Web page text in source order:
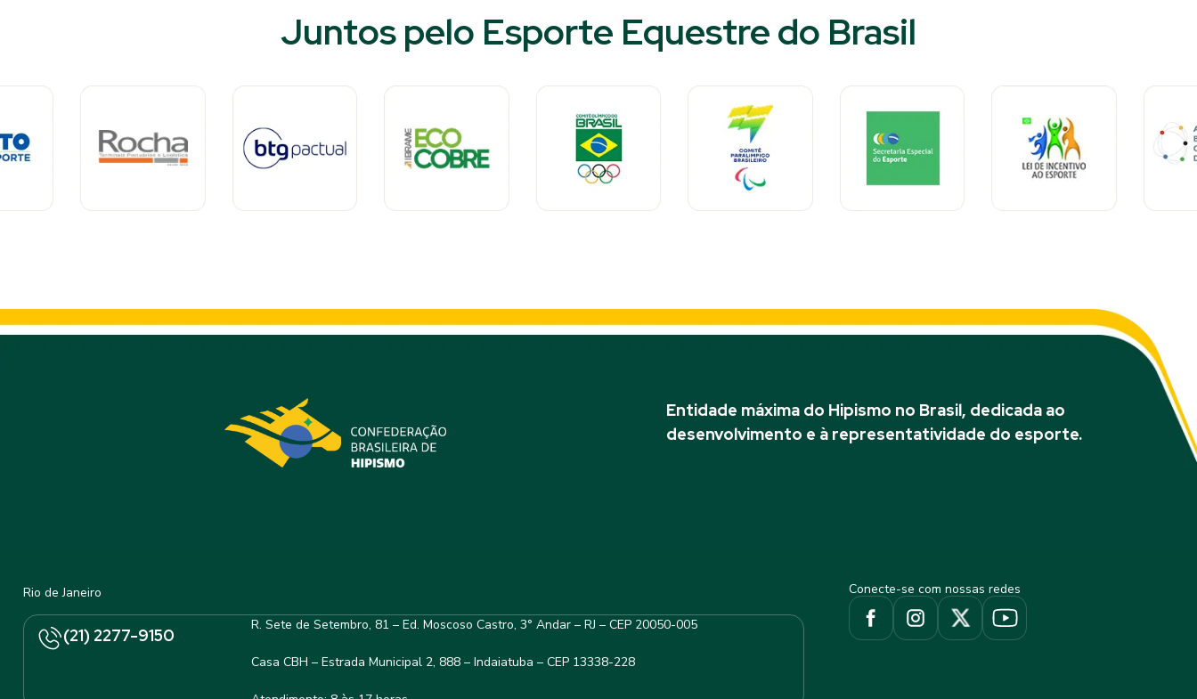
Juntos pelo Esporte Equestre do Brasil
Entidade máxima do Hipismo no Brasil, dedicada ao
desenvolvimento e à representatividade do esporte.
Rio de Janeiro
(21) 2277-9150
R. Sete de Setembro, 81 – Ed. Moscoso Castro, 3° Andar – RJ – CEP 20050-005
Casa CBH – Estrada Municipal 2, 888 – Indaiatuba – CEP 13338-228
Conecte-se com nossas redes